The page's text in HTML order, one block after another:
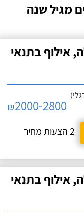
מגיל שנה
אילוף בתנאי
₪2000-2800
2 הצעות מחיר
אילוף בתנאי